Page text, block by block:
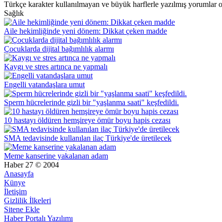
Türkçe karakter kullanılmayan ve büyük harflerle yazılmış yorumlar
Sağlık
Aile hekimliğinde yeni dönem: Dikkat çeken madde
Çocuklarda dijital bağımlılık alarmı
Kaygı ve stres artınca ne yapmalı
Engelli vatandaşlara umut
Sperm hücrelerinde gizli bir "yaşlanma saati" keşfedildi.
10 hastayı öldüren hemşireye ömür boyu hapis cezası
SMA tedavisinde kullanılan ilaç Türkiye'de üretilecek
Meme kanserine yakalanan adam
Haber 27 © 2004
Anasayfa
Künye
İletişim
Gizlilik İlkeleri
Sitene Ekle
Haber Portalı Yazılımı